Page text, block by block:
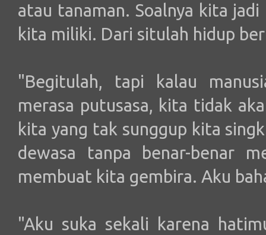
atau tanaman. Soalnya kita
kita miliki. Dari situlah hidup
"Begitulah, tapi kalau
merasa putusasa, kita tidak
kita yang tak sunggup kita
dewasa tanpa benar-benar
membuat kita gembira. Aku
"Aku suka sekali karena